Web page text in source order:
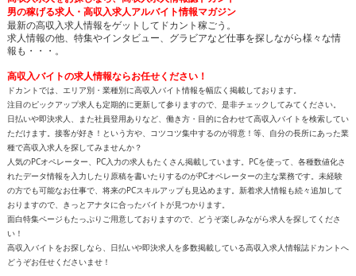
男の稼げる求人・高収入求人アルバイト情報マガジン
最新の高収入求人情報をゲットしてドカント稼ごう。
求人情報の他、特集やインタビュー、グラビアなど仕事を探しながら様々な情
報も・・・。
高収入バイトの求人情報ならお任せください！
ドカントでは、エリア別・業種別に高収入バイト情報を幅広く掲載しております。
注目のピックアップ求人も定期的に更新して参りますので、是非チェックしてみてください。
日払いや即決求人、また社員登用ありなど、働き方・目的に合わせて高収入バイトを検索してい
ただけます。接客が好き！という方や、コツコツ集中するのが得意！等、自分の長所にあった業
種で高収入求人を探してみませんか？
人気のPCオペレーター、PC入力の求人もたくさん掲載しています。PCを使って、各種数値化さ
れたデータ情報を入力したり原稿を書いたりするのがPCオペレーターの主な業務です。未経験
の方でも可能なお仕事で、将来のPCスキルアップも見込めます。新着求人情報も続々追加して
おりますので、きっとアナタに合ったバイトが見つかります。
面白特集ページもたっぷりご用意しておりますので、どうぞ楽しみながら求人を探してくださ
い！
高収入バイトをお探しなら、日払いや即決求人を多数掲載している高収入求人情報誌ドカントへ
どうぞお任せくださいませ！